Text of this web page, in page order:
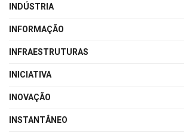
INDÚSTRIA
INFORMAÇÃO
INFRAESTRUTURAS
INICIATIVA
INOVAÇÃO
INSTANTÂNEO